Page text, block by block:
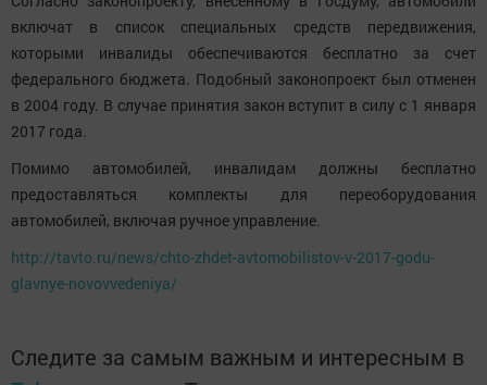
включат в список специальных средств передвижения,
которыми инвалиды обеспечиваются бесплатно за счет
федерального бюджета. Подобный законопроект был отменен
в 2004 году. В случае принятия закон вступит в силу с 1 января
2017 года.
Помимо автомобилей, инвалидам должны бесплатно
предоставляться комплекты для переоборудования
автомобилей, включая ручное управление.
http://tavto.ru/news/chto-zhdet-avtomobilistov-v-2017-godu-
glavnye-novovvedeniya/
Следите за самым важным и интересным в